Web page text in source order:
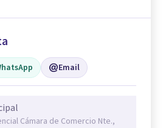
Email
Cámara de Comercio Nte.,